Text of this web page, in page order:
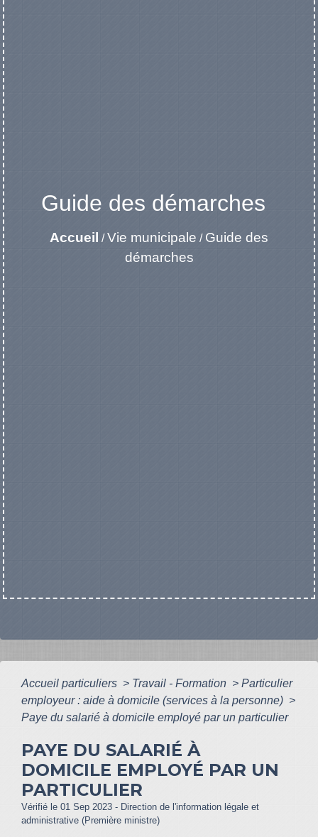
Guide des démarches
Accueil /Vie municipale / Guide des
démarches
Accueil particuliers > Travail - Formation > Particulier
employeur : aide à domicile (services à la personne) >
Paye du salarié à domicile employé par un particulier
PAYE DU SALARIÉ À
DOMICILE EMPLOYÉ PAR UN
PARTICULIER
Vérifié le 01 Sep 2023 - Direction de l'information légale et
administrative (Première ministre)